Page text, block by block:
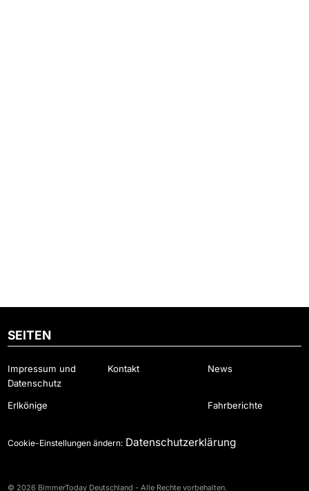
SEITEN
Impressum und
Datenschutz
Kontakt News
Erlkönige Fahrberichte
Cookie-Einstellungen ändern: Datenschutzerklärung
© 2026 BimmerToday Deutschland - Alle Rechte vorbehalten.